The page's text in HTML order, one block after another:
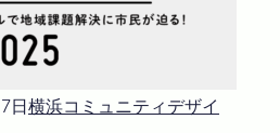
日横浜コミュニティデザイ